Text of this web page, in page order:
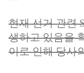
현재 선거 관련
생하고 있음을
이로 인해 당사